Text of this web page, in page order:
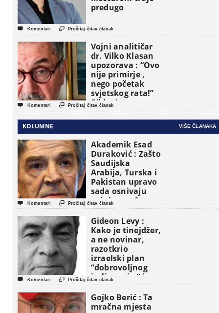
predugo
 Komentari  Pročitaj čitav članak
Vojni analitičar
dr. Vilko Klasan
upozorava : “Ovo
nije primirje ,
nego početak
svjetskog rata!”
(Video)
 Komentari  Pročitaj čitav članak
KOLUMNE VIŠE ČLANAKA
Akademik Esad
Duraković : Zašto
Saudijska
Arabija, Turska i
Pakistan upravo
sada osnivaju
vojni savez?
 Komentari  Pročitaj čitav članak
Gideon Levy :
Kako je tinejdžer,
a ne novinar,
razotkrio
izraelski plan
“dobrovoljnog
iseljavanja ” iz
Gaze
 Komentari  Pročitaj čitav članak
Gojko Berić : Ta
mračna mjesta